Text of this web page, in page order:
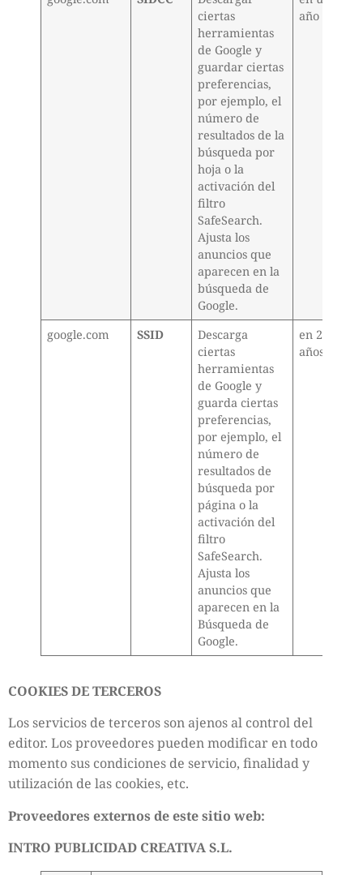
ciertas
herramientas
de Google y
guardar ciertas
preferencias,
por ejemplo, el
número de
resultados de la
búsqueda por
hoja o la
activación del
filtro
SafeSearch.
Ajusta los
anuncios que
aparecen en la
búsqueda de
Google.
año
google.com SSID
Descarga
ciertas
herramientas
de Google y
guarda ciertas
preferencias,
por ejemplo, el
número de
resultados de
búsqueda por
página o la
activación del
filtro
SafeSearch.
Ajusta los
anuncios que
aparecen en la
Búsqueda de
Google.
en 2
años
COOKIES DE TERCEROS
Los servicios de terceros son ajenos al control del
editor. Los proveedores pueden modificar en todo
momento sus condiciones de servicio, finalidad y
utilización de las cookies, etc.
Proveedores externos de este sitio web:
INTRO PUBLICIDAD CREATIVA S.L.